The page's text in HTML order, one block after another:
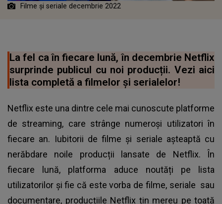
Filme și seriale decembrie 2022
La fel ca în fiecare lună, în decembrie Netflix
surprinde publicul cu noi producții. Vezi aici
lista completă a filmelor și serialelor!
Netflix este una dintre cele mai cunoscute platforme
de streaming, care strânge numeroși utilizatori în
fiecare an. Iubitorii de filme și seriale așteaptă cu
nerăbdare noile producții lansate de Netflix. În
fiecare lună, platforma aduce noutăți pe lista
utilizatorilor și fie că este vorba de filme, seriale sau
documentare, producțiile Netflix țin mereu pe toată